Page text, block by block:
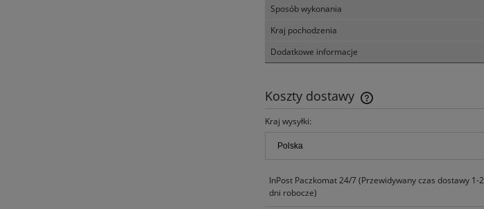
Sposób wykonania
Kraj pochodzenia
Dodatkowe informacje
Koszty dostawy
Kraj wysyłki:
InPost Paczkomat 24/7(Przewidywany czas dostawy 1-2
dni robocze)